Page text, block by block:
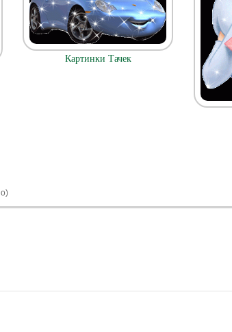
Картинки Тачек